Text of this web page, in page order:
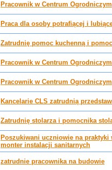
Pracownik w Centrum Ogrodniczym
Praca dla osoby potrafiącej i
Zatrudnię pomoc kuchenną i
Pracownik w Centrum
Pracownik w Centrum Ogrodniczym
Kancelarie CLS zatrudnią
Zatrudnię stolarza i pomocnika
Poszukiwani uczniowie na praktyki
monter instalacji sanitarnych
zatrudnie pracownika na budowie